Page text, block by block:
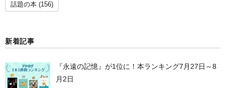
話題の本 (156)
新着記事
『永遠の記憶』が1位に！本ランキング7月27日～8
月2日